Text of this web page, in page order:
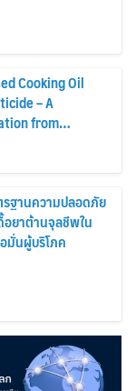
Cooking Oil
– A
from
ฐานความปลอดภัย
อยาต้านจุลชีพใน
มั่นผู้บริโภค